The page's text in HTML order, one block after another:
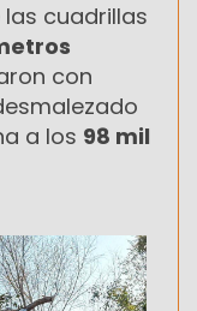
cuadrillas
con
a los 98 mil